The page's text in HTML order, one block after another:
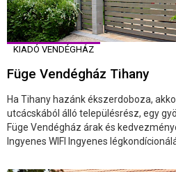
KIADÓ VENDÉGHÁZ
Füge Vendégház Tihany
Ha Tihany hazánk ékszerdoboza,
utcácskából álló településrész, egy
Füge Vendégház árak és
Ingyenes WIFI Ingyenes